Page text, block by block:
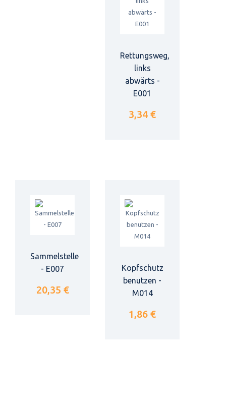
Rettungsweg,
links
abwärts -
E001
3,34 €
Sammelstelle
- E007
20,35 €
Kopfschutz
benutzen -
M014
1,86 €